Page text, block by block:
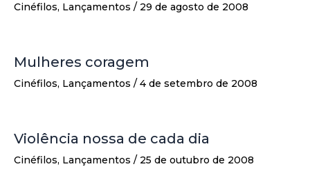
Cinéfilos, Lançamentos / 29 de agosto de 2008
Mulheres coragem
Cinéfilos, Lançamentos / 4 de setembro de 2008
Violência nossa de cada dia
Cinéfilos, Lançamentos / 25 de outubro de 2008